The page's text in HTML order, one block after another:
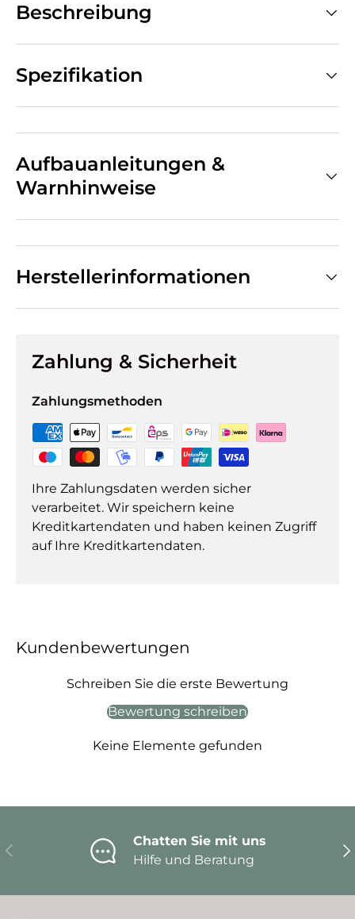
Beschreibung
Spezifikation
Aufbauanleitungen &
Warnhinweise
Herstellerinformationen
Zahlung & Sicherheit
Zahlungsmethoden
Ihre Zahlungsdaten werden sicher
verarbeitet. Wir speichern keine
Kreditkartendaten und haben keinen Zugriff
auf Ihre Kreditkartendaten.
Kundenbewertungen
Schreiben Sie die erste Bewertung
Bewertung schreiben
Keine Elemente gefunden
Vorherige
Chatten Sie mit uns
Hilfe und Beratung